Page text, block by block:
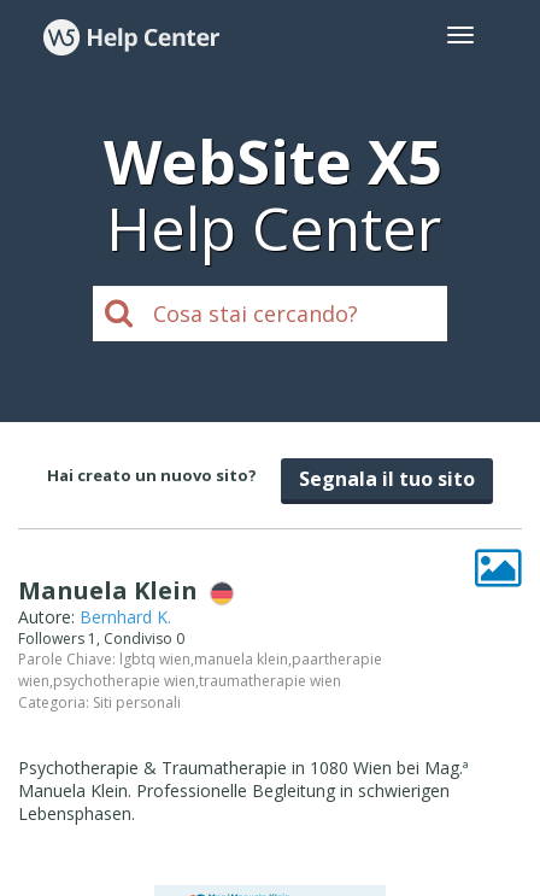
WebSite X5
Help Center
Hai creato un nuovo sito? Segnala il tuo sito
Manuela Klein
Autore: Bernhard K.
Followers 1, Condiviso 0
Parole Chiave: lgbtq wien,manuela klein,paartherapie
wien,psychotherapie wien,traumatherapie wien
Categoria: Siti personali
Psychotherapie & Traumatherapie in 1080 Wien bei Mag.ª
Manuela Klein. Professionelle Begleitung in schwierigen
Lebensphasen.